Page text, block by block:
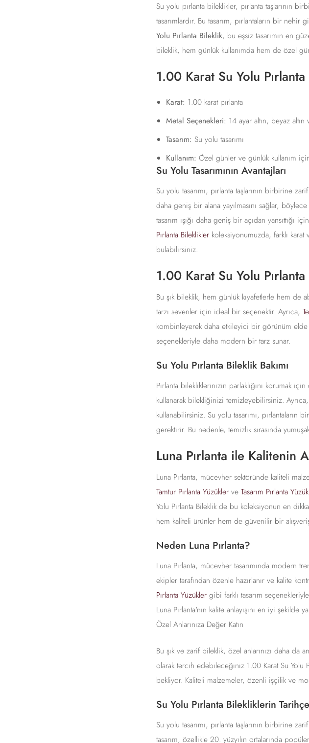
Su yolu pırlanta bileklikler, pırlanta taşlarının
tasarımlardır. Bu tasarım, pırlantaların bir
Yolu Pırlanta Bileklik, bu eşsiz tasarımın en
bileklik, hem günlük kullanımda hem de özel
1.00 Karat Su Yolu
Karat: 1.00 karat pırlanta
Metal Seçenekleri: 14 ayar altın, beyaz altın
Tasarım: Su yolu tasarımı
Kullanım: Özel günler ve günlük kullanım
Su Yolu Tasarımının Avantajları
Su yolu tasarımı, pırlanta taşlarının birbirine
daha geniş bir alana yayılmasını sağlar,
tasarım ışığı daha geniş bir açıdan yansıttığı
Pırlanta Bilekliklerkoleksiyonumuzda, farklı
bulabilirsiniz.
1.00 Karat Su Yolu
Bu şık bileklik, hem günlük kıyafetlerle hem de
tarzı sevenler için ideal bir seçenektir. Ayrıca,
kombinleyerek daha etkileyici bir görünüm
seçenekleriyle daha modern bir tarz sunar.
Su Yolu Pırlanta Bileklik Bakımı
Pırlanta bilekliklerinizin parlaklığını korumak
kullanarak bilekliğinizi temizleyebilirsiniz.
kullanabilirsiniz. Su yolu tasarımı,
gerektirir. Bu nedenle, temizlik sırasında
Luna Pırlanta ile Kalitenin
Luna Pırlanta, mücevher sektöründe kaliteli
Tamtur Pırlanta Yüzüklerve Tasarım Pırlanta
Yolu Pırlanta Bileklik de bu koleksiyonun en
hem kaliteli ürünler hem de güvenilir bir
Neden Luna Pırlanta?
Luna Pırlanta, mücevher tasarımında modern
ekipler tarafından özenle hazırlanır ve kalite
Pırlanta Yüzüklergibi farklı tasarım
Luna Pırlanta'nın kalite anlayışını en iyi
Özel Anlarınıza Değer Katın
Bu şık ve zarif bileklik, özel anlarınızı daha
olarak tercih edebileceğiniz 1.00 Karat Su Yolu
bekliyor. Kaliteli malzemeler, özenli işçilik ve
Su Yolu Pırlanta Bilekliklerin
Su yolu tasarımı, pırlanta taşlarının birbirine
tasarım, özellikle 20. yüzyılın ortalarında